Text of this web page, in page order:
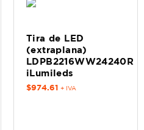
Tira de LED
(extraplana)
LDPB2216WW24240R
iLumileds
$974.61 + IVA